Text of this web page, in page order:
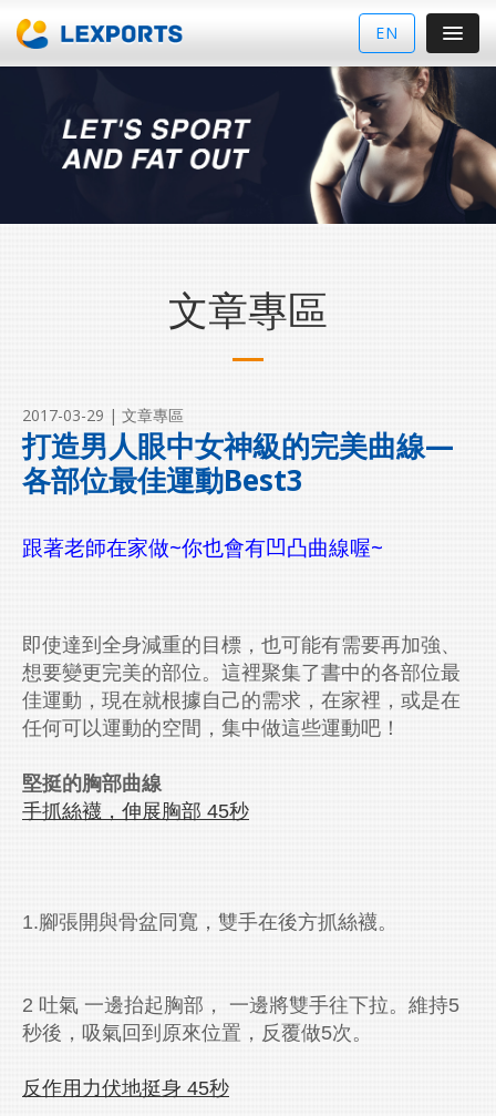
EN
文章專區
2017-03-29 | 文章專區
打造男人眼中女神級的完美曲線—
各部位最佳運動Best3
跟著老師在家做~你也會有凹凸曲線喔~
即使達到全身減重的目標，也可能有需要再加強、
想要變更完美的部位。這裡聚集了書中的各部位最
佳運動，現在就根據自己的需求，在家裡，或是在
任何可以運動的空間，集中做這些運動吧！
堅挺的胸部曲線
手抓絲襪，伸展胸部 45秒
1.腳張開與骨盆同寬，雙手在後方抓絲襪。
2 吐氣 一邊抬起胸部， 一邊將雙手往下拉。維持5
秒後，吸氣回到原來位置，反覆做5次。
反作用力伏地挺身 45秒